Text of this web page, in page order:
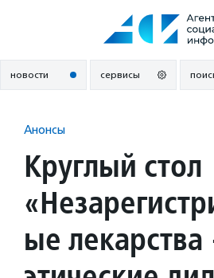
новости сервисы
Анонсы
Круглый стол
ые